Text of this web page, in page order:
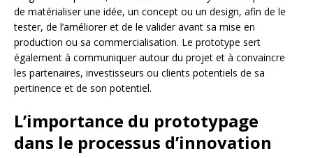
de matérialiser une idée, un concept ou un design, afin de le
tester, de l’améliorer et de le valider avant sa mise en
production ou sa commercialisation. Le prototype sert
également à communiquer autour du projet et à convaincre
les partenaires, investisseurs ou clients potentiels de sa
pertinence et de son potentiel.
L’importance du prototypage
dans le processus d’innovation